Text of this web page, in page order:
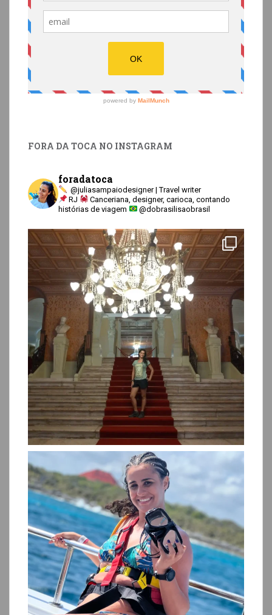
FORA DA TOCA NO INSTAGRAM
foradatoca
@juliasampaiodesigner | Travel writer
RJ
Canceriana, designer, carioca, contando
histórias de viagem
@dobrasilisaobrasil